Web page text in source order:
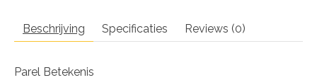
Beschrijving Specificaties Reviews (0)
Parel Betekenis